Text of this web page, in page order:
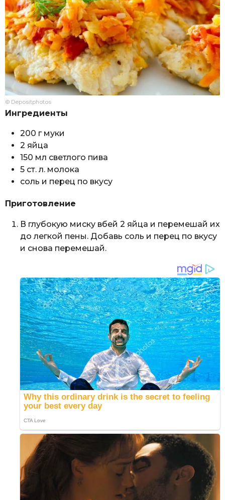
© Depositphotos
Ингредиенты
200 г муки
2 яйца
150 мл светлого пива
5 ст. л. молока
соль и перец по вкусу
Приготовление
В глубокую миску вбей 2 яйца и перемешай их
до легкой пены. Добавь соль и перец по вкусу
и снова перемешай.